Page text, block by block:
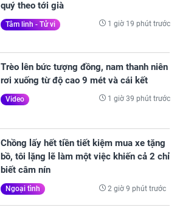
quý theo tới già
Tâm linh - Tử vi 1 giờ 19 phút trước
Trèo lên bức tượng đồng, nam thanh niên
rơi xuống từ độ cao 9 mét và cái kết
Video 1 giờ 39 phút trước
Chồng lấy hết tiền tiết kiệm mua xe tặng
bồ, tôi lặng lẽ làm một việc khiến cả 2 chỉ
biết câm nín
Ngoại tình 2 giờ 9 phút trước